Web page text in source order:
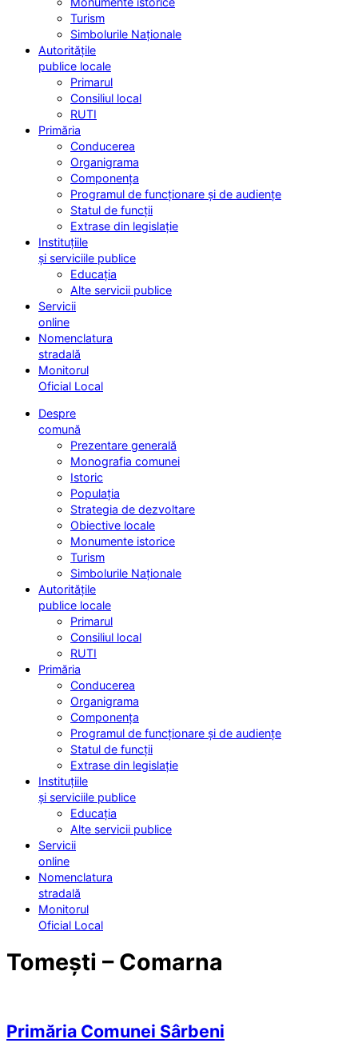
Turism
Simbolurile Naționale
Autoritățile
publice locale
Primarul
Consiliul local
RUTI
Primăria
Conducerea
Organigrama
Componența
Programul de funcționare și de audiențe
Statul de funcții
Extrase din legislație
Instituțiile
și serviciile publice
Educația
Alte servicii publice
Servicii
online
Nomenclatura
stradală
Monitorul
Oficial Local
Despre
comună
Prezentare generală
Monografia comunei
Istoric
Populația
Strategia de dezvoltare
Obiective locale
Monumente istorice
Turism
Simbolurile Naționale
Autoritățile
publice locale
Primarul
Consiliul local
RUTI
Primăria
Conducerea
Organigrama
Componența
Programul de funcționare și de audiențe
Statul de funcții
Extrase din legislație
Instituțiile
și serviciile publice
Educația
Alte servicii publice
Servicii
online
Nomenclatura
stradală
Monitorul
Oficial Local
Tomești – Comarna
Primăria Comunei Sârbeni